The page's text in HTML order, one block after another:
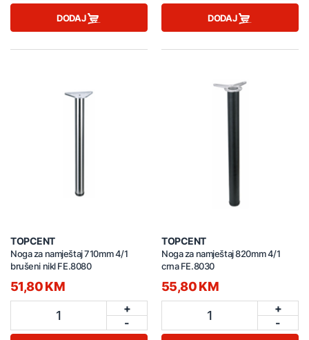
DODAJ DODAJ
TOPCENT
Noga za namještaj 710mm 4/1
brušeni nikl FE.8080
51,80 KM
1
+
-
TOPCENT
Noga za namještaj 820mm 4/1
crna FE.8030
55,80 KM
1
+
-